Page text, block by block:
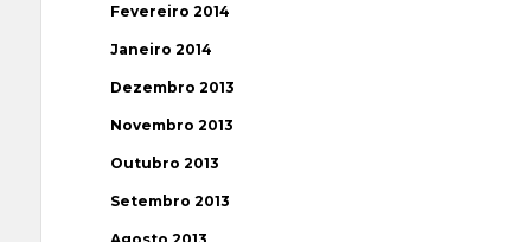
Fevereiro 2014
Janeiro 2014
Dezembro 2013
Novembro 2013
Outubro 2013
Setembro 2013